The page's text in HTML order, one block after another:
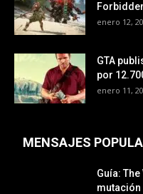
enero 12,
GTA
por
enero 11,
MENSAJES
Guía:
mutación